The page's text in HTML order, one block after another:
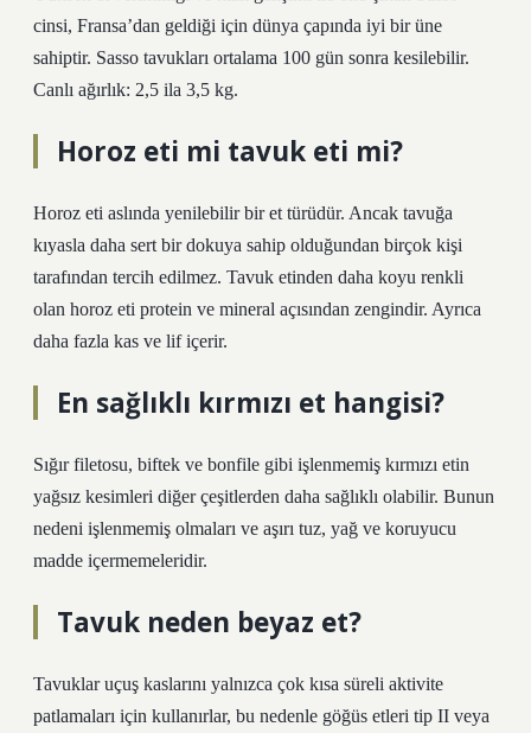
cinsi, Fransa’dan geldiği için dünya çapında iyi bir üne
sahiptir. Sasso tavukları ortalama 100 gün sonra kesilebilir.
Canlı ağırlık: 2,5 ila 3,5 kg.
Horoz eti mi tavuk eti mi?
Horoz eti aslında yenilebilir bir et türüdür. Ancak tavuğa
kıyasla daha sert bir dokuya sahip olduğundan birçok kişi
tarafından tercih edilmez. Tavuk etinden daha koyu renkli
olan horoz eti protein ve mineral açısından zengindir. Ayrıca
daha fazla kas ve lif içerir.
En sağlıklı kırmızı et hangisi?
Sığır filetosu, biftek ve bonfile gibi işlenmemiş kırmızı etin
yağsız kesimleri diğer çeşitlerden daha sağlıklı olabilir. Bunun
nedeni işlenmemiş olmaları ve aşırı tuz, yağ ve koruyucu
madde içermemeleridir.
Tavuk neden beyaz et?
Tavuklar uçuş kaslarını yalnızca çok kısa süreli aktivite
patlamaları için kullanırlar, bu nedenle göğüs etleri tip II veya